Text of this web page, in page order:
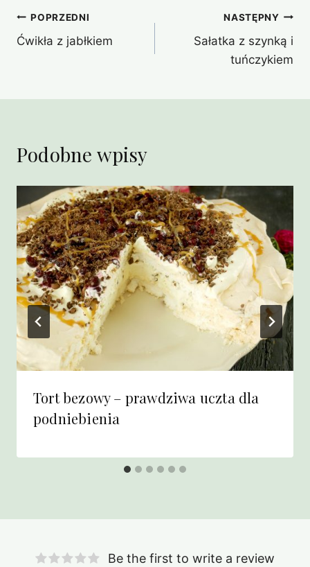
Nawigacja
wpisu
POPRZEDNI
Ćwikła z jabłkiem
NASTĘPNY
Sałatka z szynką i
tuńczykiem
Podobne wpisy
Tort bezowy – prawdziwa uczta dla
podniebienia
Be the first to write a review